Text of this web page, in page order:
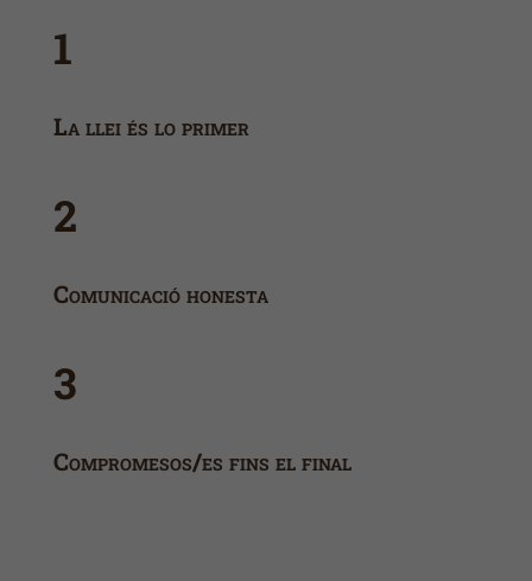
1
La llei és lo primer
2
Comunicació honesta
3
Compromesos/es fins el final